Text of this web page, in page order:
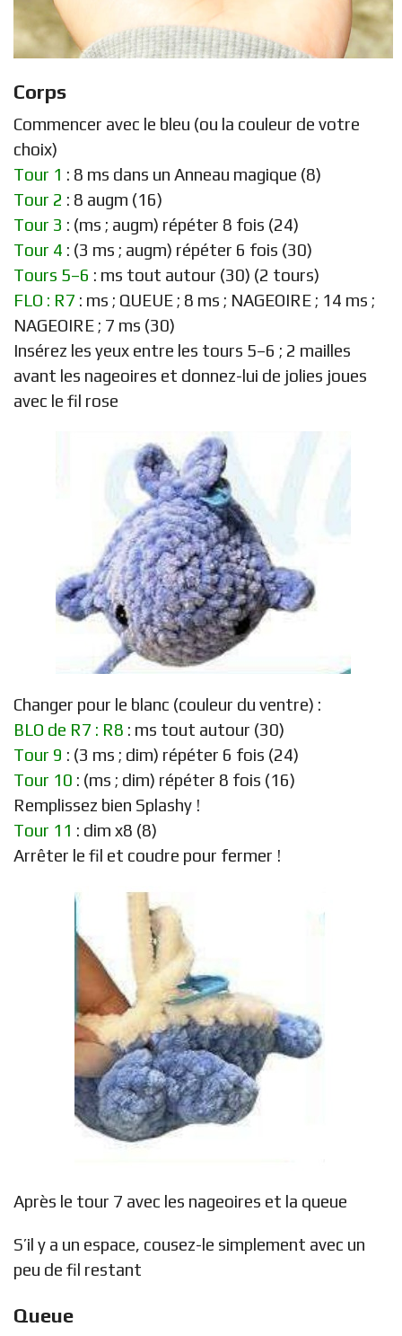
Corps
Commencer avec le bleu (ou la couleur de votre
choix)
Tour 1 : 8 ms dans un Anneau magique (8)
Tour 2 : 8 augm (16)
Tour 3 : (ms ; augm) répéter 8 fois (24)
Tour 4 : (3 ms ; augm) répéter 6 fois (30)
Tours 5–6 : ms tout autour (30) (2 tours)
FLO : R7 : ms ; QUEUE ; 8 ms ; NAGEOIRE ; 14 ms ;
NAGEOIRE ; 7 ms (30)
Insérez les yeux entre les tours 5–6 ; 2 mailles
avant les nageoires et donnez-lui de jolies joues
avec le fil rose
Changer pour le blanc (couleur du ventre) :
BLO de R7 : R8 : ms tout autour (30)
Tour 9 : (3 ms ; dim) répéter 6 fois (24)
Tour 10 : (ms ; dim) répéter 8 fois (16)
Remplissez bien Splashy !
Tour 11 : dim x8 (8)
Arrêter le fil et coudre pour fermer !
Après le tour 7 avec les nageoires et la queue
S’il y a un espace, cousez-le simplement avec un
peu de fil restant
Queue